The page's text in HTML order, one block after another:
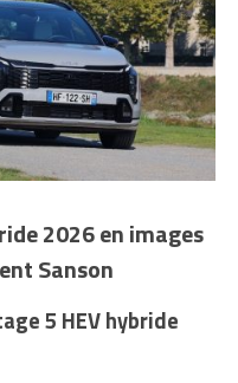
2026 en images
Sanson
5 HEV hybride